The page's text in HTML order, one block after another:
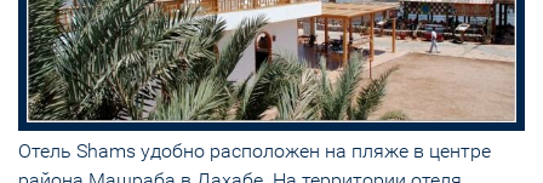
Отель Shams удобно расположен на пляже в центре